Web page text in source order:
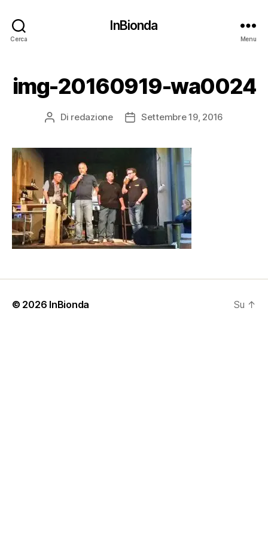
Cerca
InBionda
Menu
img-20160919-wa0024
Autore
Di redazione
DataSettembre 19, 2016
© 2026 InBionda Su ↑